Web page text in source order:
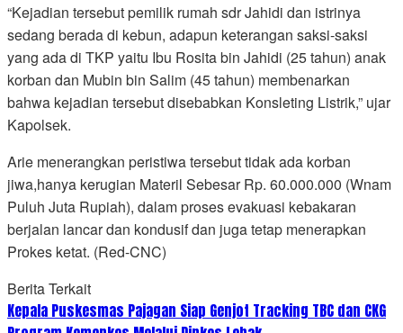
“Kejadian tersebut pemilik rumah sdr Jahidi dan istrinya
sedang berada di kebun, adapun keterangan saksi-saksi
yang ada di TKP yaitu Ibu Rosita bin Jahidi (25 tahun) anak
korban dan Mubin bin Salim (45 tahun) membenarkan
bahwa kejadian tersebut disebabkan Konsleting Listrik,” ujar
Kapolsek.
Arie menerangkan peristiwa tersebut tidak ada korban
jiwa,hanya kerugian Materil Sebesar Rp. 60.000.000 (Wnam
Puluh Juta Rupiah), dalam proses evakuasi kebakaran
berjalan lancar dan kondusif dan juga tetap menerapkan
Prokes ketat. (Red-CNC)
Berita Terkait
Kepala Puskesmas Pajagan Siap Genjot Tracking TBC dan CKG